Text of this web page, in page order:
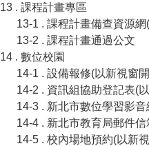
13 . 課程計畫專區
13-1 . 課程計畫備查資源
13-2 . 課程計畫通過公文
14 . 數位校園
14-1 . 設備報修(以新視窗
14-2 . 資訊組協助登記表(
14-3 . 新北市數位學習影
14-4 . 新北市教育局郵件
14-5 . 校內場地預約(以新